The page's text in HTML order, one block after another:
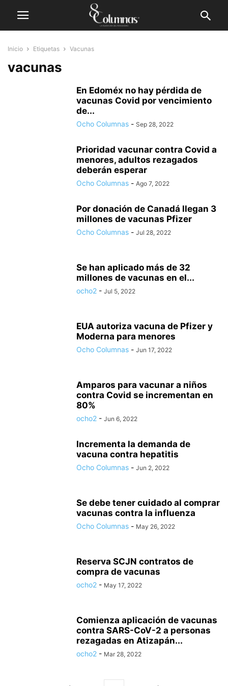
Inicio Etiquetas Vacunas
vacunas
En Edoméx no hay pérdida de
vacunas Covid por vencimiento
de...
Ocho Columnas - Sep 28, 2022
Prioridad vacunar contra Covid a
menores, adultos rezagados
deberán esperar
Ocho Columnas - Ago 7, 2022
Por donación de Canadá llegan 3
millones de vacunas Pfizer
Ocho Columnas - Jul 28, 2022
Se han aplicado más de 32
millones de vacunas en el...
ocho2 - Jul 5, 2022
EUA autoriza vacuna de Pfizer y
Moderna para menores
Ocho Columnas - Jun 17, 2022
Amparos para vacunar a niños
contra Covid se incrementan en
80%
ocho2 - Jun 6, 2022
Incrementa la demanda de
vacuna contra hepatitis
Ocho Columnas - Jun 2, 2022
Se debe tener cuidado al comprar
vacunas contra la influenza
Ocho Columnas - May 26, 2022
Reserva SCJN contratos de
compra de vacunas
ocho2 - May 17, 2022
Comienza aplicación de vacunas
contra SARS-CoV-2 a personas
rezagadas en Atizapán...
ocho2 - Mar 28, 2022